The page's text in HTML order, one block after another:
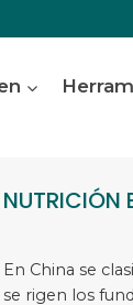
NUTRICIÓN
En China se
se rigen los